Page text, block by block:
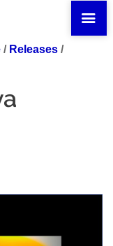
/ Releases /